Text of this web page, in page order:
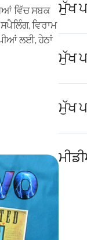
ਵਿੱਚ ਸਬਕ
ਵਿਰਾਮ
ਲਈ, ਹੇਠਾਂ
ਮੁੱਖ
ਮੁੱਖ
ਮੁੱਖ